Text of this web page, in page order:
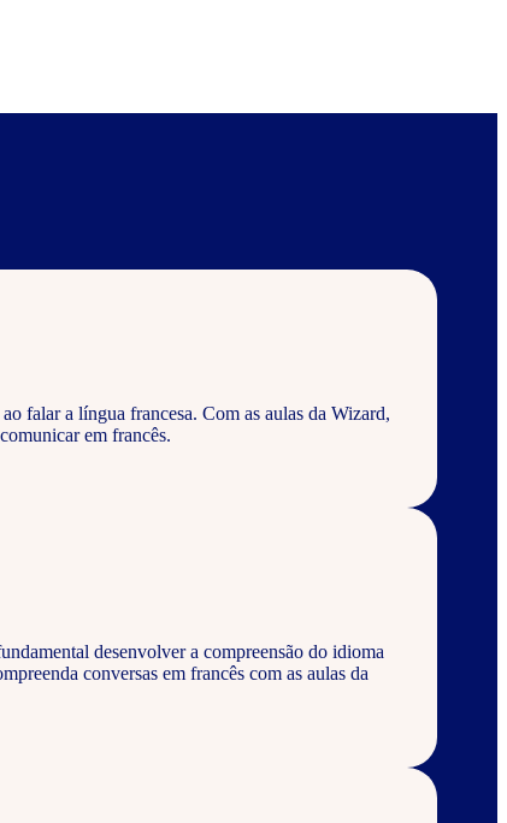
falar a língua francesa. Com as aulas da Wizard,
em francês.
desenvolver a compreensão do idioma
conversas em francês com as aulas da